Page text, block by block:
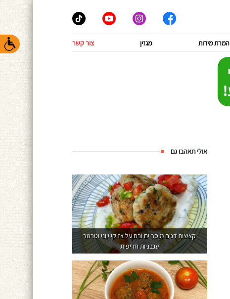
המרת מידות מגזין צור קשר
אולי תאהבו גם
קציצות דגים מוסר ים ובס על צזיקי יווני וטרטר
עגבניות חריפות